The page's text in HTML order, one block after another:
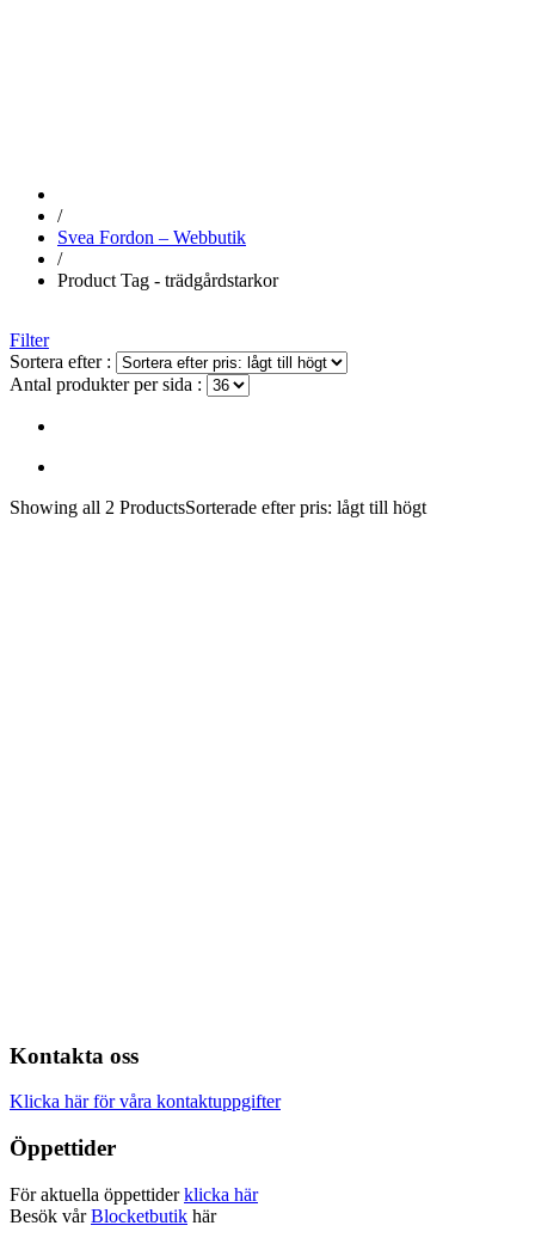
/
Svea Fordon – Webbutik
/
Product Tag - trädgårdstarkor
Filter
Sortera efter :
Antal produkter per sida :
Showing all 2 ProductsSorterade efter pris: lågt till högt
Kontakta oss
Klicka här för våra kontaktuppgifter
Öppettider
För aktuella öppettiderklicka här
Besök vårBlocketbutik här